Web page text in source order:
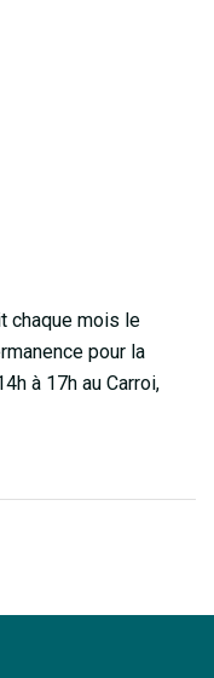
chaque mois le
pour la
à 17h au Carroi,